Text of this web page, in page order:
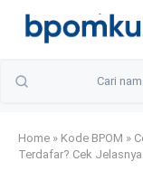
Skip
Home » Kode BPOM »
Terdafar? Cek Jelasnya